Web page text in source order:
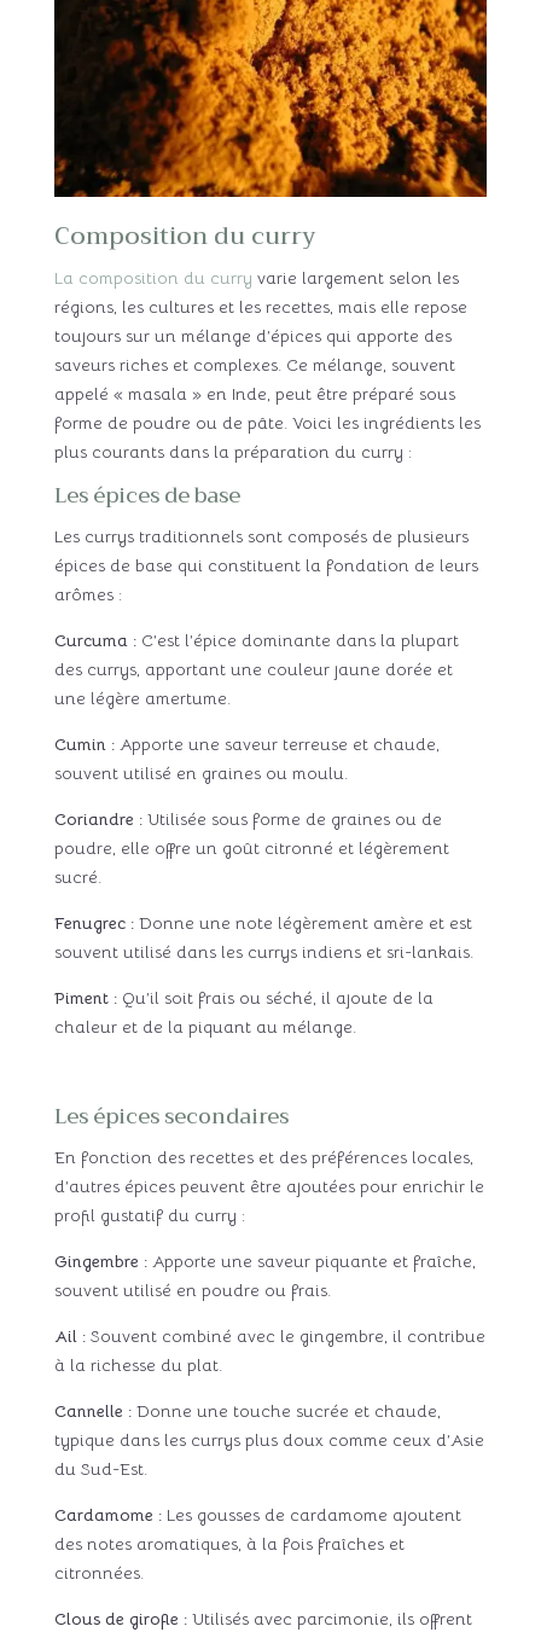
Composition du curry
La composition du curry varie largement selon les
régions, les cultures et les recettes, mais elle repose
toujours sur un mélange d’épices qui apporte des
saveurs riches et complexes. Ce mélange, souvent
appelé « masala » en Inde, peut être préparé sous
forme de poudre ou de pâte. Voici les ingrédients les
plus courants dans la préparation du curry :
Les épices de base
Les currys traditionnels sont composés de plusieurs
épices de base qui constituent la fondation de leurs
arômes :
Curcuma :C’est l’épice dominante dans la plupart
des currys, apportant une couleur jaune dorée et
une légère amertume.
Cumin :Apporte une saveur terreuse et chaude,
souvent utilisé en graines ou moulu.
Coriandre :Utilisée sous forme de graines ou de
poudre, elle offre un goût citronné et légèrement
sucré.
Fenugrec :Donne une note légèrement amère et est
souvent utilisé dans les currys indiens et sri-lankais.
Piment :Qu’il soit frais ou séché, il ajoute de la
chaleur et de la piquant au mélange.
Les épices secondaires
En fonction des recettes et des préférences locales,
d’autres épices peuvent être ajoutées pour enrichir le
profil gustatif du curry :
Gingembre :Apporte une saveur piquante et fraîche,
souvent utilisé en poudre ou frais.
Ail :Souvent combiné avec le gingembre, il contribue
à la richesse du plat.
Cannelle :Donne une touche sucrée et chaude,
typique dans les currys plus doux comme ceux d’Asie
du Sud-Est.
Cardamome :Les gousses de cardamome ajoutent
des notes aromatiques, à la fois fraîches et
citronnées.
Clous de girofle :Utilisés avec parcimonie, ils offrent